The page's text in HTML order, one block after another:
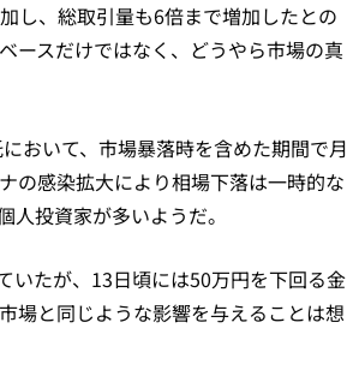
し、総取引量も6倍まで増加したとの
ースだけではなく、どうやら市場の真
おいて、市場暴落時を含めた期間で月
の感染拡大により相場下落は一時的な
投資家が多いようだ。
いたが、13日頃には50万円を下回る金
場と同じような影響を与えることは想